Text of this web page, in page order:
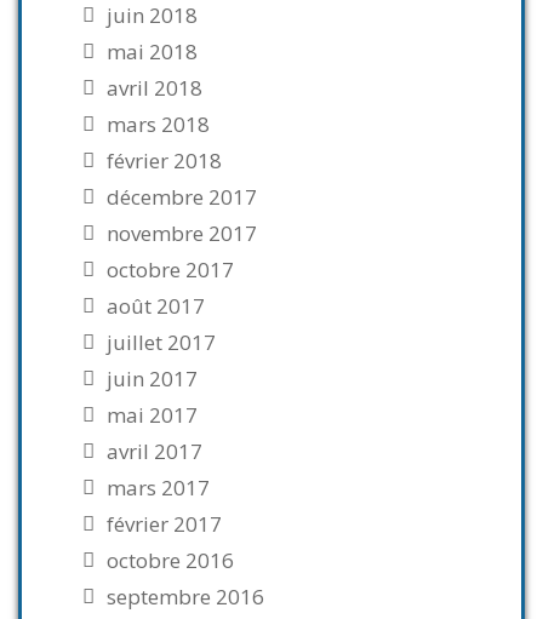
juin 2018
mai 2018
avril 2018
mars 2018
février 2018
décembre 2017
novembre 2017
octobre 2017
août 2017
juillet 2017
juin 2017
mai 2017
avril 2017
mars 2017
février 2017
octobre 2016
septembre 2016